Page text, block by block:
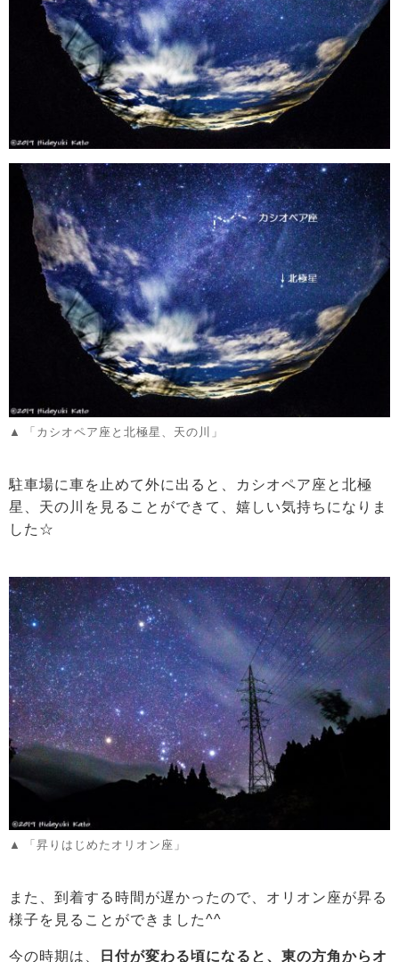
「カシオペア座と北極星、天の川」
駐車場に車を止めて外に出ると、カシオペア座と北極
星、天の川を見ることができて、嬉しい気持ちになりま
した☆
「昇りはじめたオリオン座」
また、到着する時間が遅かったので、オリオン座が昇る
様子を見ることができました^^
今の時期は、 日付が変わる頃になると、東の方角からオ